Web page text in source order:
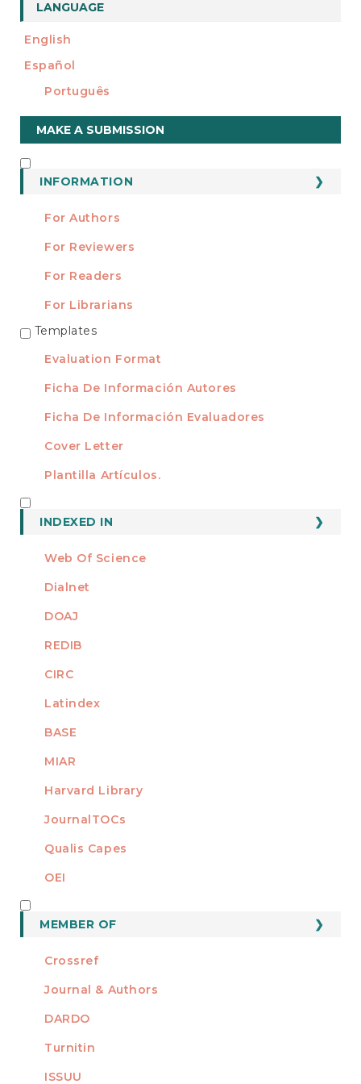
LANGUAGE
English
Español
Português
Make
a
Submission
MAKE A SUBMISSION
INFORMATION
For Authors
For Reviewers
For Readers
For Librarians
TEMPLATES
Templates
Evaluation Format
Ficha De Información Autores
Ficha De Información Evaluadores
Cover Letter
Plantilla Artículos.
INDEXED IN
Web Of Science
Dialnet
DOAJ
REDIB
CIRC
Latindex
BASE
MIAR
Harvard Library
JournalTOCs
Qualis Capes
OEI
MEMBER OF
Crossref
Journal & Authors
DARDO
Turnitin
ISSUU